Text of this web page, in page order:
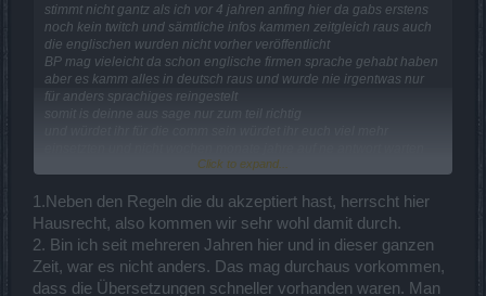
stimmt nicht gantz als ich vor 4 jahren anfing hier da gabs erstens
noch kein twitch und sämtliche infos kammen zeitgleich raus auch
die englischen wurden nicht vorher veröffentlicht
BP mag vieleicht da schon englische firmen sprache gehabt haben
aber es kamm alles in deutsch raus und wurde nie irgentwas nur
für anders sprachiges reingestelt
somit is deinne aus sage nur zum teil richtig
nicht rechtens is is jeden klar somit würdet ihr am ende damit nicht
durch komm
Click to expand...
1.Neben den Regeln die du akzeptiert hast, herrscht hier
Hausrecht, also kommen wir sehr wohl damit durch.
2. Bin ich seit mehreren Jahren hier und in dieser ganzen
Zeit, war es nicht anders. Das mag durchaus vorkommen,
dass die Übersetzungen schneller vorhanden waren. Man